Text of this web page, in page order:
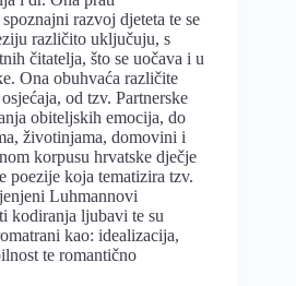
razvoj djeteta te se
različito uključuju, s
čitatelja, što se uočava i u
Ona obuhvaća različite
od tzv. Partnerske
obiteljskih emocija, do
životinjama, domovini i
korpusu hrvatske dječje
poezije koja tematizira tzv.
Luhmannovi
kodiranja ljubavi te su
kao: idealizacija,
te romantično